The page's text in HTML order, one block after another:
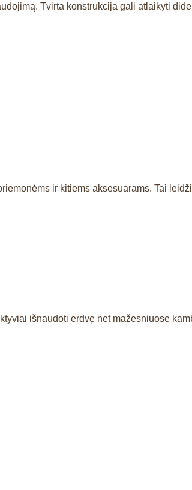
Tvirta konstrukcija gali atlaikyti
ir kitiems aksesuarams. Tai
išnaudoti erdvę net mažesniuose